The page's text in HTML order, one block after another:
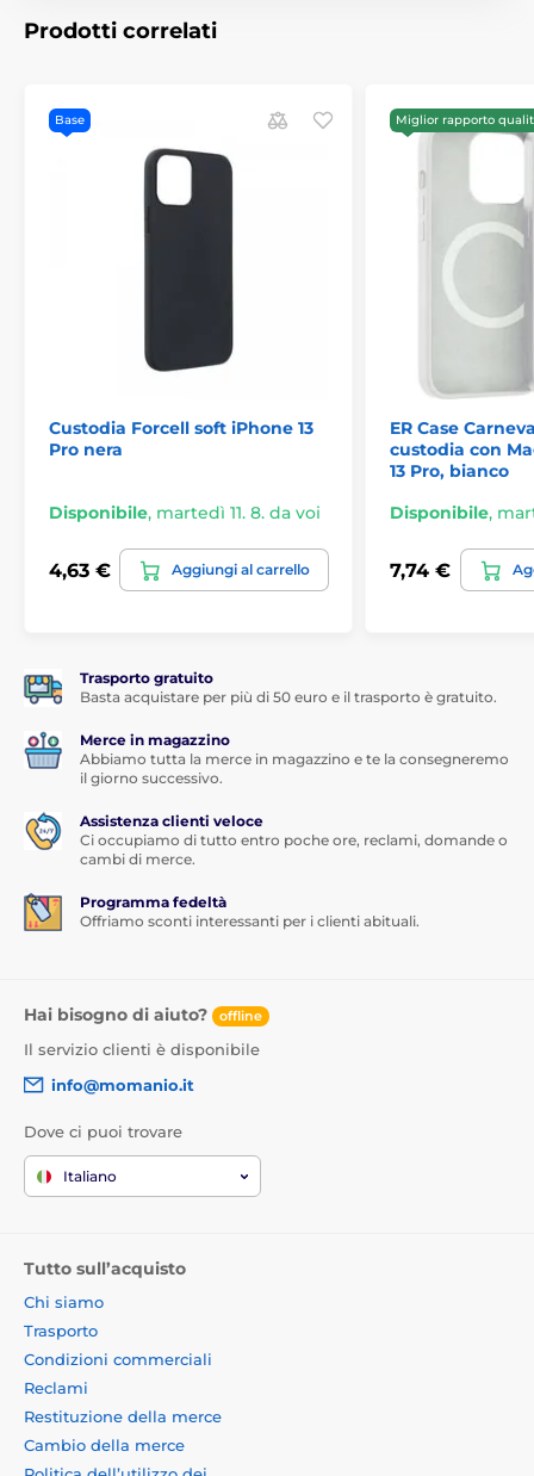
Consente la ricarica wireless senza dover
rimuovere la custodia.
Aderisce perfettamente ai bordi del dispositivo e
lo protegge da tutti i lati.
l'energia dell'impatto viene distribuita
uniformemente, riducendo significativamente la
Fornisce un alto livello di protezione del telefono
con superficie simile a quella di un pneumatico. Il
Si adatta perfettamente alla forma del telefono.
Ha ritagli per porta di ricarica, cuffie e altoparlanti
ritagli per l'obiettivo e il design rialzato dei bordi
proteggono la fotocamera da polvere, acqua e graffi
materiale plastico che non solo ammortizza gli urti
nemmeno
Protegge il telefono dai graffi sul retro.
Lo strato
raccoglie impronte digitali, polvere o sporco, e se si
sporca, il rivestimento è facilmente lavabile
Prodotti correlati
Base
Custodia Forcell soft iPhone 13
Pro nera
Disponibile, martedì 11. 8. da voi
4,63 € Aggiungi al carrello
Miglior rapporto
ER Case
custodia con
13 Pro, bianco
Disponibile,
7,74 €
Trasporto gratuito
Basta acquistare per più di 50 euro e il trasporto è gratuito.
Merce in magazzino
Abbiamo tutta la merce in magazzino e te la consegneremo
il giorno successivo.
Assistenza clienti veloce
Ci occupiamo di tutto entro poche ore, reclami, domande o
cambi di merce.
Programma fedeltà
Offriamo sconti interessanti per i clienti abituali.
Hai bisogno di aiuto? offline
Il servizio clienti è disponibile
info@momanio.it
Dove ci puoi trovare
Italiano
Tutto sull’acquisto
Chi siamo
Trasporto
Condizioni commerciali
Reclami
Restituzione della merce
Cambio della merce